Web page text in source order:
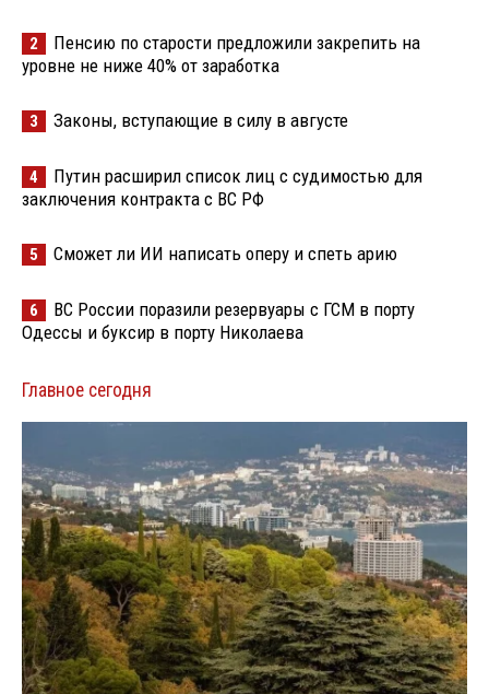
2
Пенсию по старости предложили закрепить на
уровне не ниже 40% от заработка
3 Законы, вступающие в силу в августе
4
Путин расширил список лиц с судимостью для
заключения контракта с ВС РФ
5 Сможет ли ИИ написать оперу и спеть арию
6
ВС России поразили резервуары с ГСМ в порту
Одессы и буксир в порту Николаева
Главное сегодня